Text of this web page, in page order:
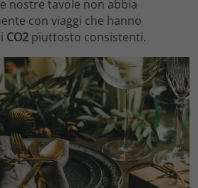
nostre tavole non abbia
con viaggi che hanno
CO2 piuttosto consistenti.